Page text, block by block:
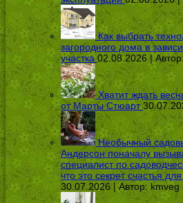
Как выбрать
загородного дома в
участка 02.08.2026 |
Хватит ждать
от Марты Стюарт
Необычный
Андерсон поначалу
специалист по
что это секрет счастья
30.07.2026 | Автор: kmveg